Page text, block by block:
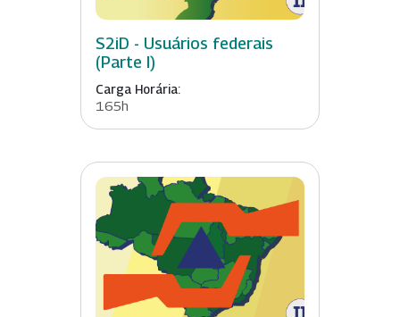
S2iD - Usuários federais
(Parte I)
Carga Horária:
165h